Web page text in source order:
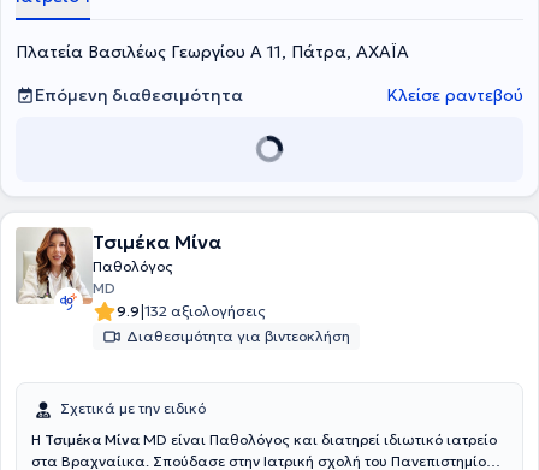
Πλατεία Βασιλέως Γεωργίου Α 11, Πάτρα, ΑΧΑΪΑ
Επόμενη διαθεσιμότητα
Κλείσε ραντεβού
Τσιμέκα Μίνα
Παθολόγος
MD
9.9|132 αξιολογήσεις
Διαθεσιμότητα για βιντεοκλήση
Σχετικά με την ειδικό
Η Τσιμέκα Μίνα MD είναι Παθολόγος και διατηρεί ιδιωτικό ιατρείο
στα Βραχναίικα. Σπούδασε στην Ιατρική σχολή του Πανεπιστημίου